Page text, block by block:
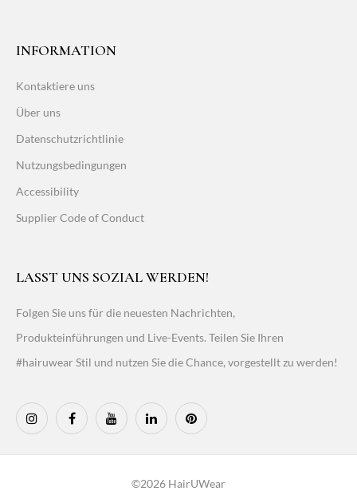
INFORMATION
Kontaktiere uns
Über uns
Datenschutzrichtlinie
Nutzungsbedingungen
Accessibility
Supplier Code of Conduct
LASST UNS SOZIAL WERDEN!
Folgen Sie uns für die neuesten Nachrichten,
Produkteinführungen und Live-Events. Teilen Sie Ihren
#hairuwear Stil und nutzen Sie die Chance, vorgestellt zu werden!
©2026 HairUWear